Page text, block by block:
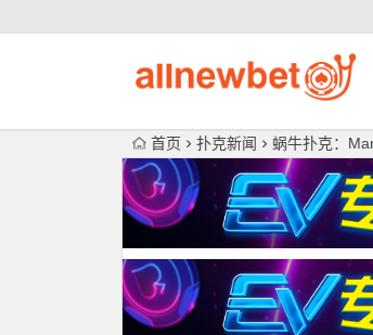
首页 扑克新闻 蜗牛扑克：